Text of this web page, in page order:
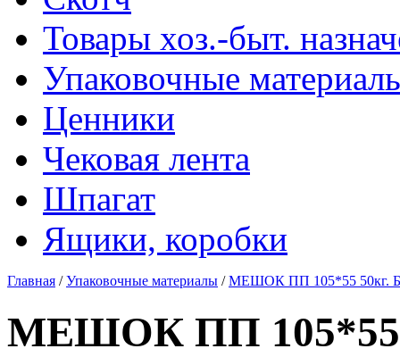
Товары хоз.-быт.
Упаковочные
Ценники
Чековая лента
Шпагат
Ящики, коробки
Главная /Упаковочные материалы /МЕШОК ПП 105*55 50кг.
МЕШОК ПП 105*55